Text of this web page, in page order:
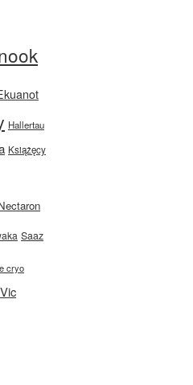
Hallertau
Książęcy
Saaz
cryo
Vic